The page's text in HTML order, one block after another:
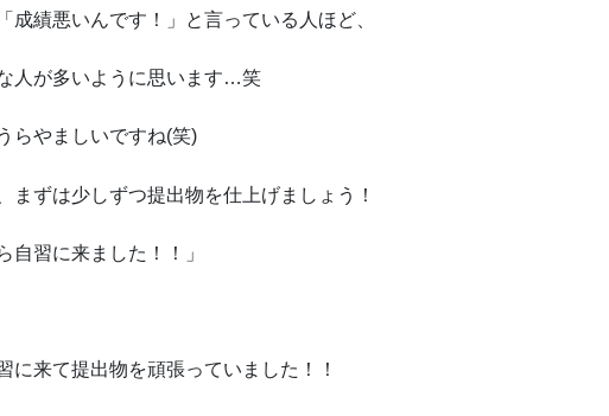
成績悪いんです！」と言っている人ほど、
人が多いように思います…笑
らやましいですね(笑)
まずは少しずつ提出物を仕上げましょう！
自習に来ました！！」
に来て提出物を頑張っていました！！